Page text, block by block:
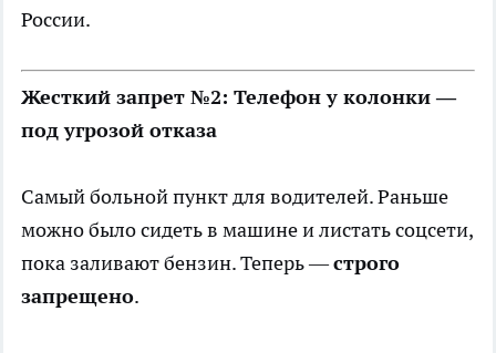
России.
Жесткий запрет №2: Телефон у колонки —
под угрозой отказа
Самый больной пункт для водителей. Раньше
можно было сидеть в машине и листать соцсети,
пока заливают бензин. Теперь —строго
запрещено.